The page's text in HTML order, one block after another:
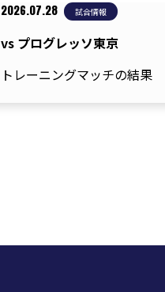
2026.07.28 試合情報
vs プログレッソ東京
トレーニングマッチの結果